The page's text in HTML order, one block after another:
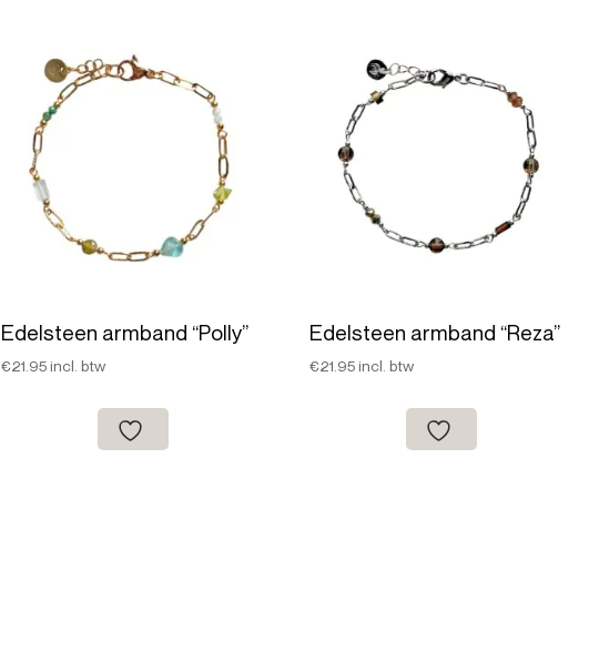
Edelsteen armband “Polly”
€21.95incl. btw
Edelsteen armband “Reza”
€21.95incl. btw